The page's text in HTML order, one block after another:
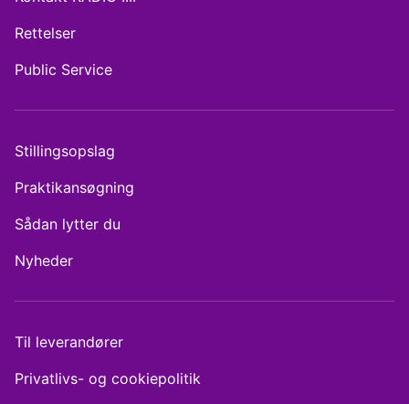
Rettelser
Public Service
Stillingsopslag
Praktikansøgning
Sådan lytter du
Nyheder
Til leverandører
Privatlivs- og cookiepolitik